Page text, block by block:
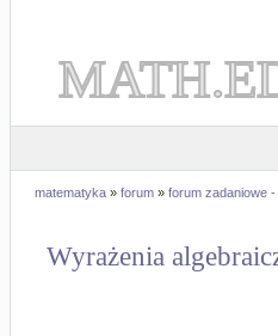
matematyka » forum » forum zadaniowe
Wyrażenia